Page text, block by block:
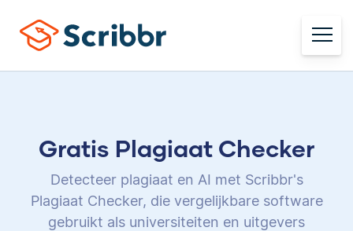
Gratis Plagiaat Checker
Detecteer plagiaat en AI met Scribbr's
Plagiaat Checker, die vergelijkbare software
gebruikt als universiteiten en uitgevers